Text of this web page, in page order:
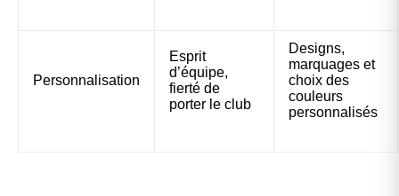
Personnalisation
Esprit
d’équipe,
fierté de
porter le club
Designs,
marquages et
choix des
couleurs
personnalisés